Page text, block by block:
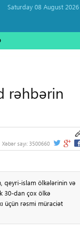
rəhbərin
Xəbər sayı: 3500660
qeyri-islam ölkələrinin və
30-dan çox ölkə
üçün rəsmi müraciət